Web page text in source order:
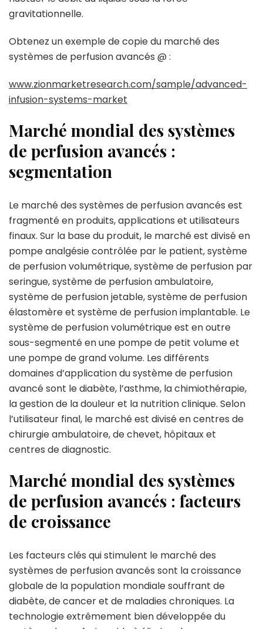
gravitationnelle.
Obtenez un exemple de copie du marché des
systèmes de perfusion avancés @ :
www.zionmarketresearch.com/sample/advanced-
infusion-systems-market
Marché mondial des systèmes
de perfusion avancés :
segmentation
Le marché des systèmes de perfusion avancés est
fragmenté en produits, applications et utilisateurs
finaux. Sur la base du produit, le marché est divisé en
pompe analgésie contrôlée par le patient, système
de perfusion volumétrique, système de perfusion par
seringue, système de perfusion ambulatoire,
système de perfusion jetable, système de perfusion
élastomère et système de perfusion implantable. Le
système de perfusion volumétrique est en outre
sous-segmenté en une pompe de petit volume et
une pompe de grand volume. Les différents
domaines d’application du système de perfusion
avancé sont le diabète, l’asthme, la chimiothérapie,
la gestion de la douleur et la nutrition clinique. Selon
l’utilisateur final, le marché est divisé en centres de
chirurgie ambulatoire, de chevet, hôpitaux et
centres de diagnostic.
Marché mondial des systèmes
de perfusion avancés : facteurs
de croissance
Les facteurs clés qui stimulent le marché des
systèmes de perfusion avancés sont la croissance
globale de la population mondiale souffrant de
diabète, de cancer et de maladies chroniques. La
technologie extrêmement bien développée du